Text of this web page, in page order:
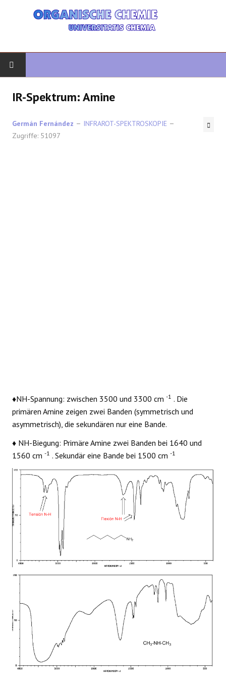
FORTGESCHRITTENE ORGANISCHE
IR-Spektrum: Amine
Germán Fernández
INFRAROT-SPEKTROSKOPIE
Zugriffe: 51097
♦NH-Spannung: zwischen 3500 und 3300 cm -1 . Die
primären Amine zeigen zwei Banden (symmetrisch und
asymmetrisch), die sekundären nur eine Bande.
♦ NH-Biegung: Primäre Amine zwei Banden bei 1640 und
1560 cm -1 . Sekundär eine Bande bei 1500 cm -1